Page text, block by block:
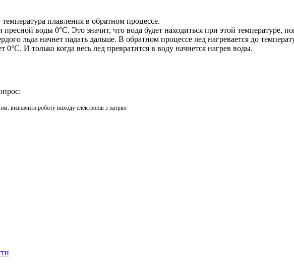
плавления в обратном процессе.
воды 0°С. Это значит, что вода будет находиться при этой температуре,
льда начнет падать дальше. В обратном процессе лед нагревается до
0°С. И только когда весь лед превратится в воду начнется нагрев воды.
визначити роботу виходу електронів з натрiю